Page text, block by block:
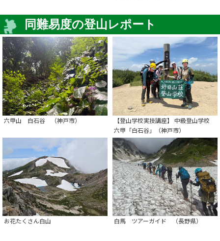
同難易度の登山レポート
六甲山 白石谷 （神戸市）
【登山学校実技講座】 中級登山学校
六甲「白石谷」（神戸市）
お花たくさん白山 白馬 ツアーガイド （長野県）